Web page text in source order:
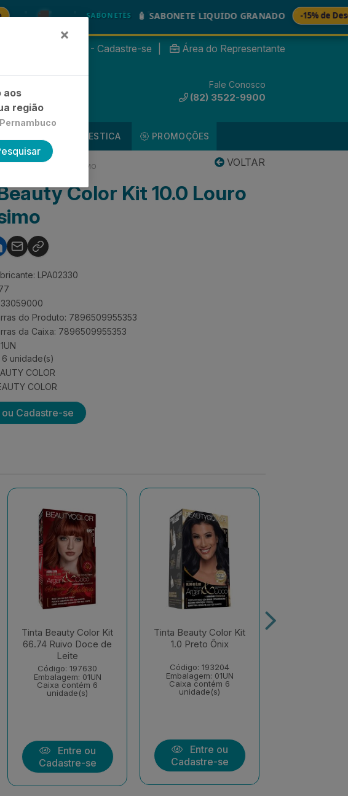
🚚 SABONETES 🧴 SABONETE LIQUIDO GRANADO -15% de Desconto
Não é cliente? - Cadastre-se Área do Representante
Fale Conosco
(82) 3522-9900
UTILIDADE DOMESTICA PROMOÇÕES
VOLTAR
10.0 LOURO CLARÍSSIMO
Color Kit 10.0 Louro
LPA02330
do Produto: 7896509955353
da Caixa: 7896509955353
unidade(s)
COLOR
COLOR
ou Cadastre-se
Tinta Beauty Color Kit
66.74 Ruivo Doce de
Leite
Código: 197630
Embalagem: 01UN
Caixa contém 6
unidade(s)
Entre ou
Cadastre-se
Tinta Beauty Color Kit
1.0 Preto Ônix
Código: 193204
Embalagem: 01UN
Caixa contém 6
unidade(s)
Entre ou
Cadastre-se
×
aos
região